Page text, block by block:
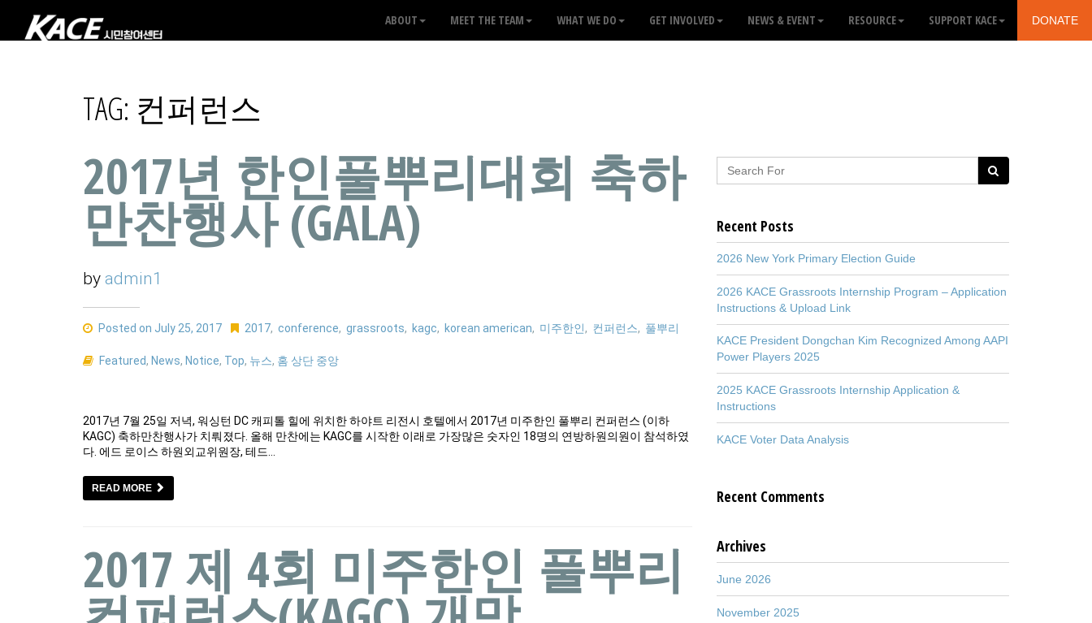
ABOUT MEET THE TEAM WHAT WE DO GET INVOLVED NEWS & EVENT RESOURCE SUPPORT KACE DONATE
TAG: 컨퍼런스
2017년 한인풀뿌리대회 축하
만찬행사 (GALA)
by admin1
Posted on July 25, 2017 2017,conference,grassroots, kagc, korean american, 미주한인, 컨퍼런스, 풀뿌리
Featured, News, Notice, Top, 뉴스, 홈 상단 중앙
2017년 7월 25일 저녁, 워싱턴 DC 캐피톨 힐에 위치한 하야트 리전시 호텔에서 2017년 미주한인 풀뿌리 컨퍼런스 (이하
KAGC) 축하만찬행사가 치뤄졌다. 올해 만찬에는 KAGC를 시작한 이래로 가장많은 숫자인 18명의 연방하원의원이 참석하였
다. 에드 로이스 하원외교위원장, 테드…
READ MORE
2017 제 4회 미주한인 풀뿌리
Recent Posts
2026 New York Primary Election Guide
2026 KACE Grassroots Internship Program – Application
Instructions & Upload Link
KACE President Dongchan Kim Recognized Among AAPI
Power Players 2025
2025 KACE Grassroots Internship Application &
Instructions
KACE Voter Data Analysis
Recent Comments
Archives
June 2026
November 2025